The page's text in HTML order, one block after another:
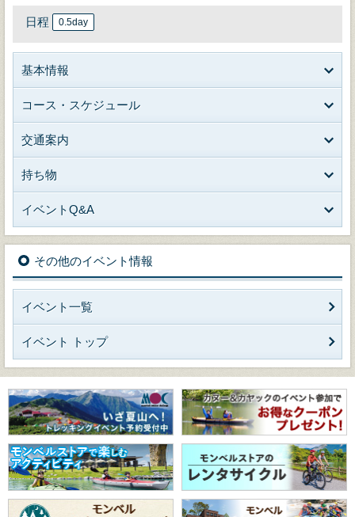
日程 0.5day
基本情報
コース・スケジュール
交通案内
持ち物
イベントQ&A
その他のイベント情報
イベント一覧
イベント トップ